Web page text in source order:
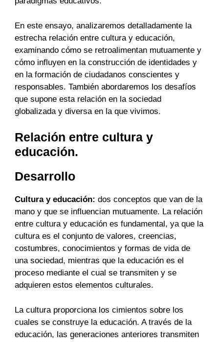
En este ensayo, analizaremos detalladamente la
estrecha relación entre cultura y educación,
examinando cómo se retroalimentan mutuamente y
cómo influyen en la construcción de identidades y
en la formación de ciudadanos conscientes y
responsables. También abordaremos los desafíos
que supone esta relación en la sociedad
globalizada y diversa en la que vivimos.
Relación entre cultura y
educación.
Desarrollo
Cultura y educación: dos conceptos que van de la
mano y que se influencian mutuamente. La relación
entre cultura y educación es fundamental, ya que la
cultura es el conjunto de valores, creencias,
costumbres, conocimientos y formas de vida de
una sociedad, mientras que la educación es el
proceso mediante el cual se transmiten y se
adquieren estos elementos culturales.
La cultura proporciona los cimientos sobre los
cuales se construye la educación. A través de la
educación, las generaciones anteriores transmiten